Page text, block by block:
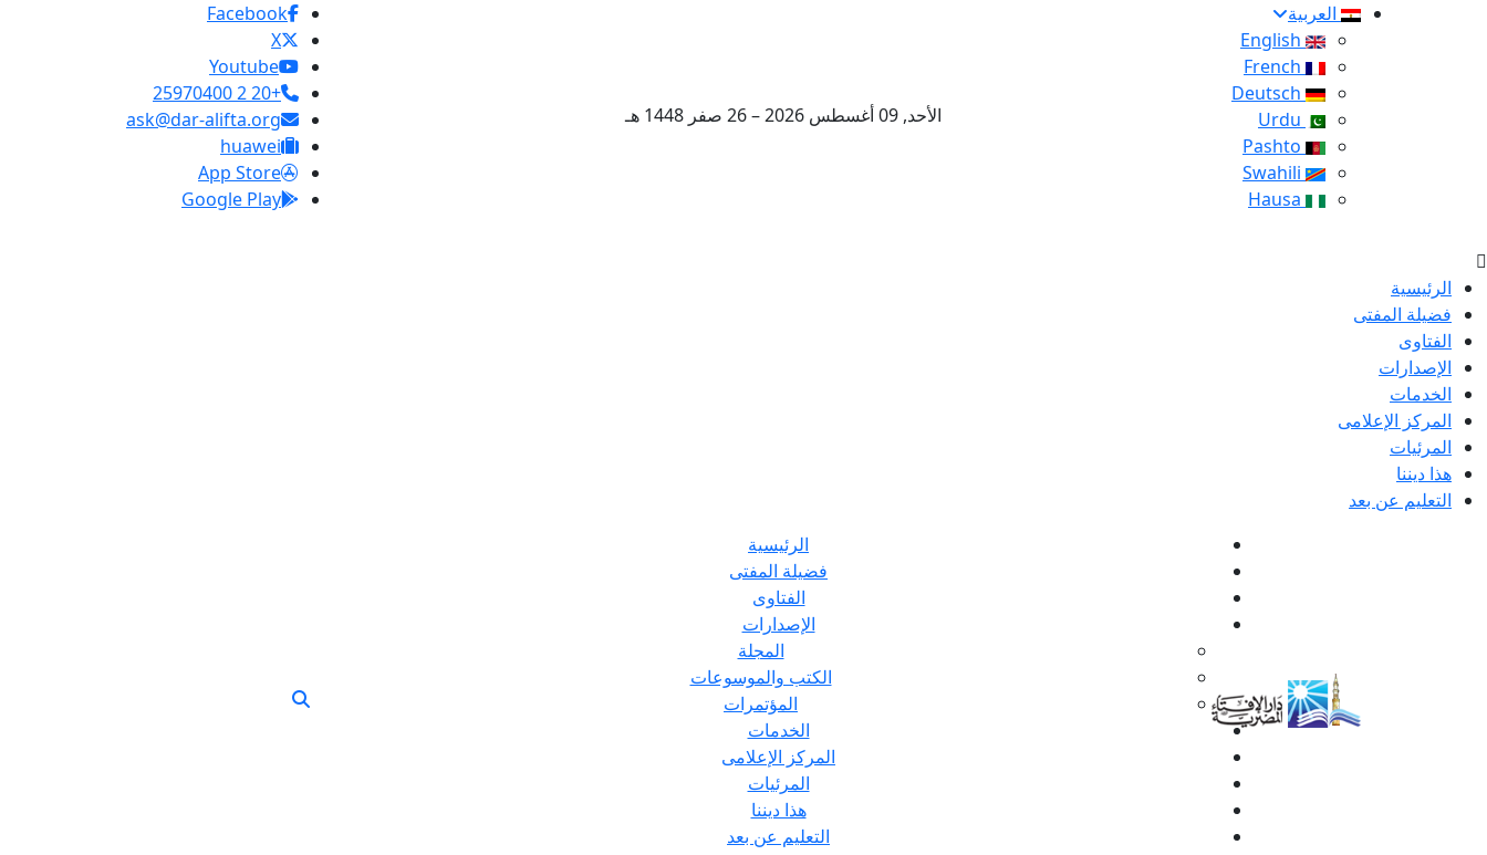
العربية
الأحد, 09 أغسطس 2026 – 26 صفر 1448 هـ
Facebook
X
Youtube
+20 2 25970400
ask@dar-alifta.org
huawei
App Store
Google Play
الرئيسية
فضيلة المفتى
الفتاوى
الإصدارات
الخدمات
المركز الإعلامى
المرئيات
هذا ديننا
التعليم عن بعد
الرئيسية
فضيلة المفتى
الفتاوى
الإصدارات
المجلة
الكتب والموسوعات
المؤتمرات
الخدمات
المركز الإعلامى
المرئيات
هذا ديننا
التعليم عن بعد